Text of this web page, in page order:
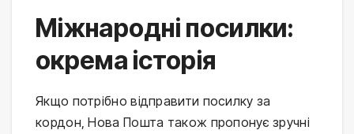
Міжнародні посилки:
окрема історія
Якщо потрібно відправити посилку за
кордон, Нова Пошта також пропонує зручні